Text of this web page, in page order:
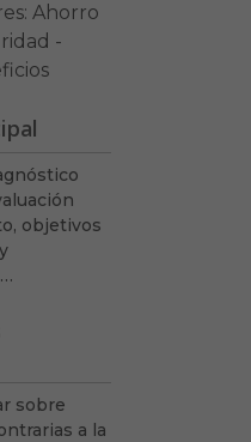
Ahorro
-
objetivos
sobre
a la